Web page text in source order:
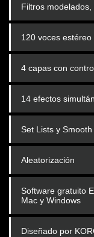
Filtros
120 voces estéreo
4 capas con
14 efectos
Set Lists y
Aleatorización
Software gratuito
Mac y Windows
Diseñado por